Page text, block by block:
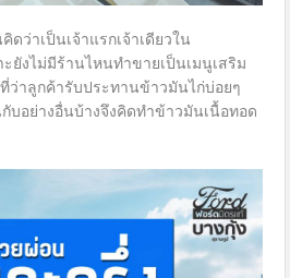
ว่าเป็นเจ้าแรกเจ้าเดียวใน
ยังไม่มีร้านไหนทำขายเป็นเมนูเสริม
ว่าลูกค้ารับประทานข้าวมันไก่บ่อยๆ
บอย่างอื่นบ้างจึงคิดทำข้าวมันเนื้อทอด